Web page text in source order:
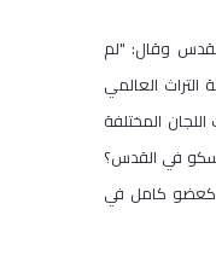
وقال: "لم
العالمي
المختلفة
في القدس؟
كعضو كامل في